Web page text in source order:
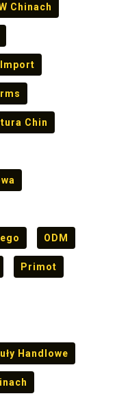
Chinach
Import
Chin
ODM
Primot
Handlowe